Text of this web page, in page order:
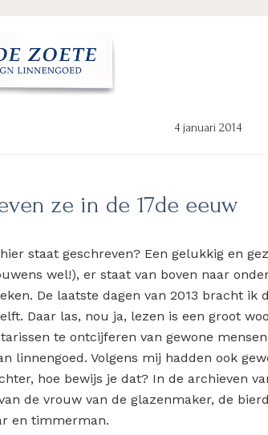
ze in de 17de eeuw
4 januari 2014
staat geschreven? Een gelukkig en
wel!), er staat van boven naar
De laatste dagen van 2013 bracht ik
Daar las, nou ja, lezen is een groot
te ontcijferen van gewone
linnengoed. Volgens mij hadden ook
hoe bewijs je dat? In de archieven
de vrouw van de glazenmaker, de
en timmerman.